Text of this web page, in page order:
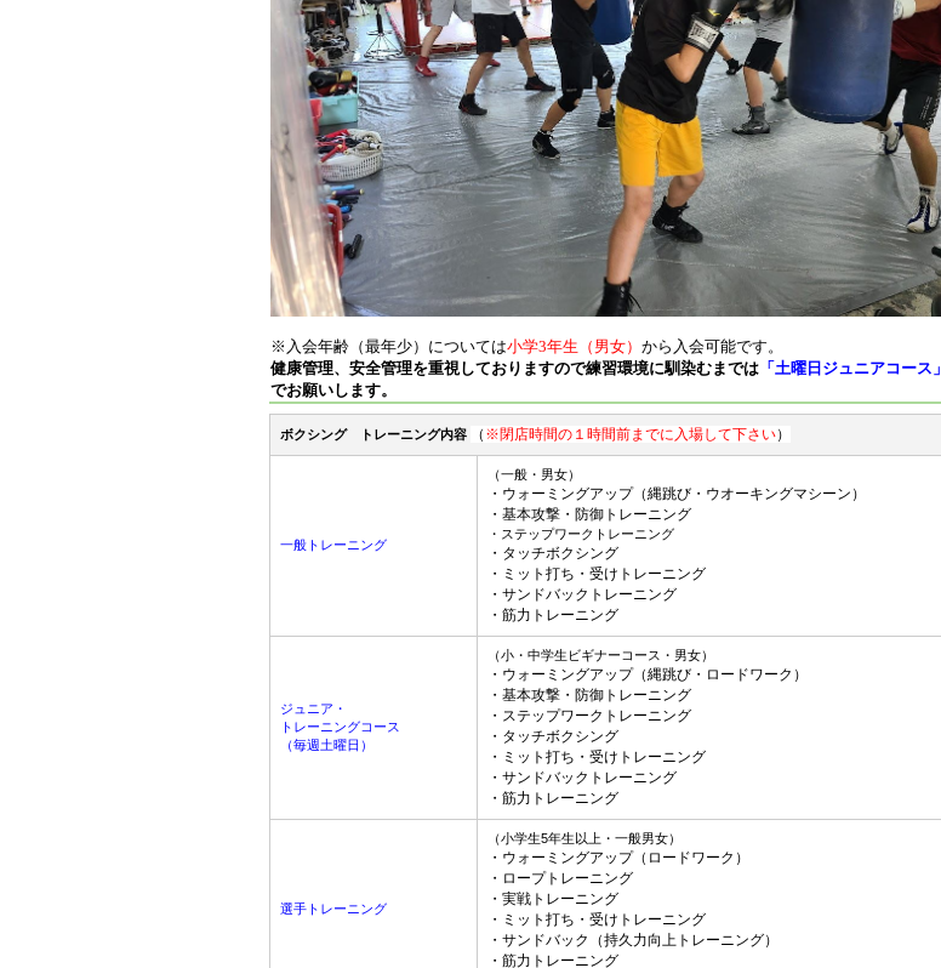
※入会年齢（最年少）については小学3年生（男女） から入会可能です。
健康管理、安全管理を重視しておりますので練習環境に馴染むまでは 「土曜日ジュニアコース」
でお願いします。
ボクシング トレーニング内容 （ ※閉店時間の１時間前までに入場して下さい）
一般トレーニング
（一般・男女）
・ウォーミングアップ（縄跳び・ウオーキングマシーン）
・基本攻撃・防御トレーニング
・ステップワークトレーニング
・タッチボクシング
・ミット打ち・受けトレーニング
・サンドバックトレーニング
・筋力トレーニング
ジュニア・
トレーニングコース
（毎週土曜日）
（小・中学生ビギナーコース・男女）
・ウォーミングアップ（縄跳び・ロードワーク）
・基本攻撃・防御トレーニング
・ステップワークトレーニング
・タッチボクシング
・ミット打ち・受けトレーニング
・サンドバックトレーニング
・筋力トレーニング
選手トレーニング
（小学生5年生以上・一般男女）
・ウォーミングアップ（ロードワーク）
・ロープトレーニング
・実戦トレーニング
・ミット打ち・受けトレーニング
・サンドバック（持久力向上トレーニング）
・筋力トレーニング